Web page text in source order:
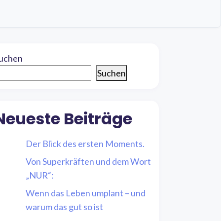
Suchen
Beiträge
Der Blick des ersten Moments.
Von Superkräften und dem Wort
„NUR“:
Wenn das Leben umplant – und
warum das gut so ist